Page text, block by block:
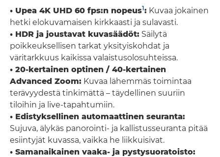
• Upea 4K UHD 60 fps:n nopeus1: Kuvaa jokainen
hetki elokuvamaisen kirkkaasti ja sulavasti.
• HDR ja joustavat kuvasäädöt: Säilytä
poikkeuksellisen tarkat yksityiskohdat ja
väritarkkuus kaikissa valaistusolosuhteissa.
• 20-kertainen optinen / 40-kertainen
Advanced Zoom: Kuvaa lähemmäs toimintaa
terävyydestä tinkimättä – täydellinen suuriin
tiloihin ja live-tapahtumiin.
• Edistyksellinen automaattinen seuranta:
Sujuva, älykäs panorointi- ja kallistusseuranta pitää
esiintyjät kuvassa, vaikka he liikkuisivat.
• Samanaikainen vaaka- ja pystysuoratoisto: